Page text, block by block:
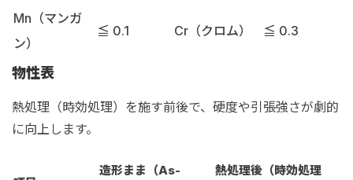
Mn（マンガ
ン）
≦ 0.1 Cr（クロム） ≦ 0.3
物性表
熱処理（時効処理）を施す前後で、硬度や引張強さが劇的
に向上します。
造形まま（As-
熱処理後（時効処理